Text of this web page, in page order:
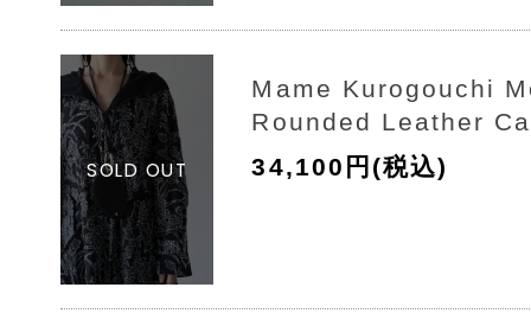
Mame Kurogouchi
Rounded Leather
34,100円(税込)